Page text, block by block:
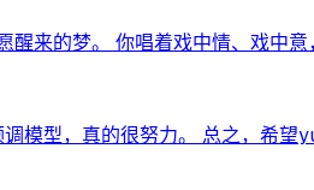
来的梦。 你唱着戏中情、戏中
型，真的很努力。 总之，希望